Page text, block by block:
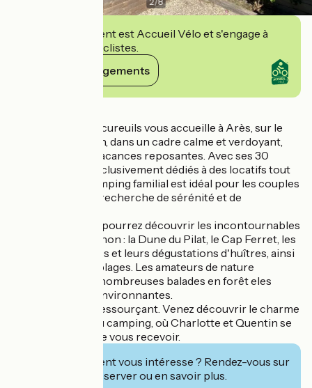
Cet établissement est Accueil Vélo et s'engage à
accueillir des cyclistes.
Voir ses engagements
Le Camping Les Écureuils vous accueille à Arès, sur le
bassin d'Arcachon, dans un cadre calme et verdoyant,
parfait pour des vacances reposantes. Avec ses 30
emplacements exclusivement dédiés à des locatifs tout
confort, notre camping familial est idéal pour les couples
et les familles à la recherche de sérénité et de
À proximité, vous pourrez découvrir les incontournables
du bassin d'Arcachon : la Dune du Pilat, le Cap Ferret, les
villages ostréicoles et leurs dégustations d'huîtres, ainsi
que de superbes plages. Les amateurs de nature
apprécieront les nombreuses balades en forêt eles
pistes cyclables environnantes.
Environnement ressourçant. Venez découvrir le charme
et la tranquillité du camping, où Charlotte et Quentin se
feront un plaisir de vous recevoir.
Cet établissement vous intéresse ? Rendez-vous sur
leur site pour réserver ou en savoir plus.